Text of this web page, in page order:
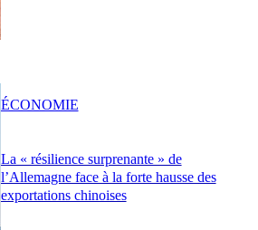
La « résilience surprenante » de
l’Allemagne face à la forte hausse des
exportations chinoises
ÉCONOMIE